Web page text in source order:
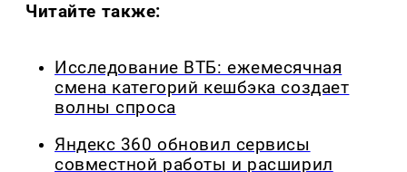
Читайте также:
Исследование ВТБ: ежемесячная
смена категорий кешбэка создает
волны спроса
Яндекс 360 обновил сервисы
совместной работы и расширил